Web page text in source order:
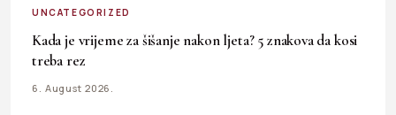
UNCATEGORIZED
Kada je vrijeme za šišanje nakon ljeta? 5 znakova da kosi
treba rez
6. August 2026.